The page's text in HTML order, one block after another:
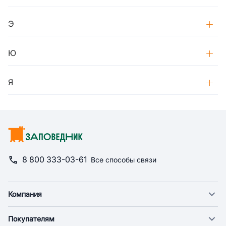
Э
Ю
Я
8 800 333-03-61 Все способы связи
Компания
Новости
Покупателям